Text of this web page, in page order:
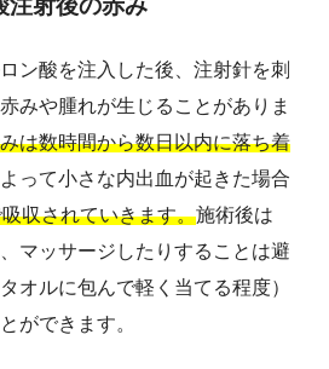
注射後の赤み
ン酸を注入した後、注射針を刺
みや腫れが生じることがありま
は数時間から数日以内に落ち着
って小さな内出血が起きた場合
収されていきます。施術後は
マッサージしたりすることは避
オルに包んで軽く当てる程度）
ができます。